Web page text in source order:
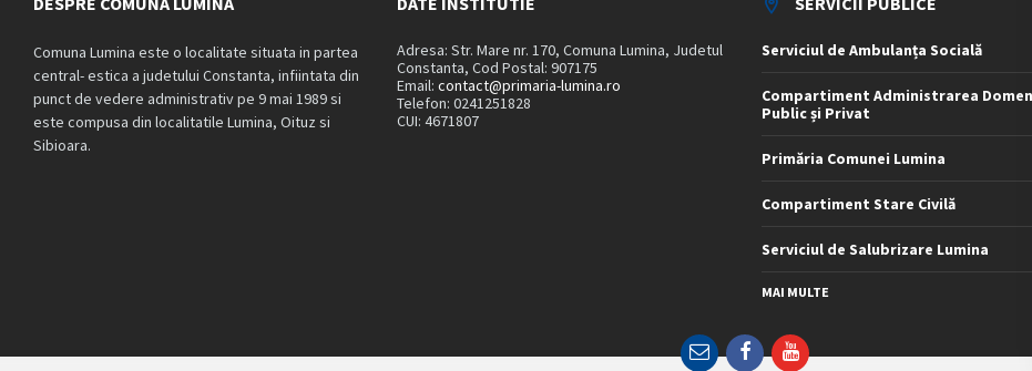
Comuna Lumina este o localitate situata in partea
central- estica a judetului Constanta, infiintata din
punct de vedere administrativ pe 9 mai 1989 si
este compusa din localitatile Lumina, Oituz si
Sibioara.
Adresa: Str. Mare nr. 170, Comuna Lumina, Judetul
Constanta, Cod Postal: 907175
Email:contact@primaria-lumina.ro
Telefon: 0241251828
CUI: 4671807
Serviciul de Ambulanța Socială
Compartiment Administrarea
Public și Privat
Primăria Comunei Lumina
Compartiment Stare Civilă
Serviciul de Salubrizare Lumina
MAI MULTE
EmailFacebookYouTube